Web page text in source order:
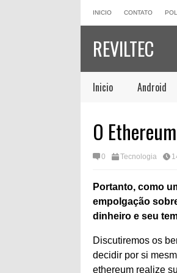
INICIO CONTATO
REVILTEC
Inicio Android
O
0 Tecnologia
Portanto, como
empolgação
dinheiro e seu
Discutiremos os
decidir por si
ethereum realize